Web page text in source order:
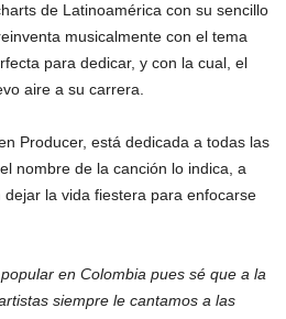
de Latinoamérica con su sencillo
musicalmente con el tema
para dedicar, y con la cual, el
aire a su carrera.
Producer, está dedicada a todas las
nombre de la canción lo indica, a
la vida fiestera para enfocarse
en Colombia pues sé que a la
siempre le cantamos a las